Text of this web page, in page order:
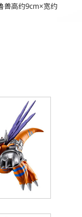
兽高约9cm×宽约